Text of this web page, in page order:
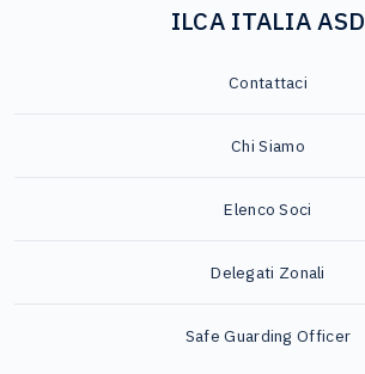
ILCA ITALIA ASD
Contattaci
Chi Siamo
Elenco Soci
Delegati Zonali
Safe Guarding Officer